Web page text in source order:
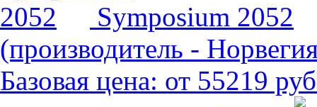
Symposium 2052
(производитель -
Базовая цена: от 55219